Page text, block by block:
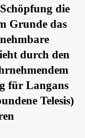
die
Grunde das
durch den
für Langans
Telesis)